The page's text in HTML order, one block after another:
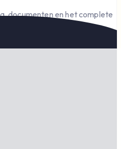
documenten en het complete